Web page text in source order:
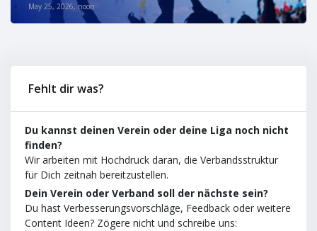
May 25, 2026, noon
Fehlt dir was?
Du kannst deinen Verein oder deine Liga noch nicht
finden?
Wir arbeiten mit Hochdruck daran, die Verbandsstruktur
für Dich zeitnah bereitzustellen.
Dein Verein oder Verband soll der nächste sein?
Du hast Verbesserungsvorschläge, Feedback oder weitere
Content Ideen? Zögere nicht und schreibe uns: